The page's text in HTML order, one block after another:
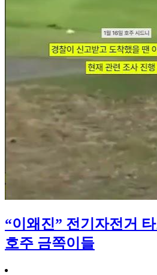
“이왜진” 전기자전거
호주 금쪽이들